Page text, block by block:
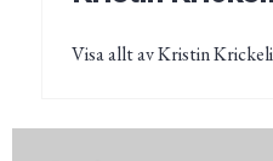
Visa allt av Kristin